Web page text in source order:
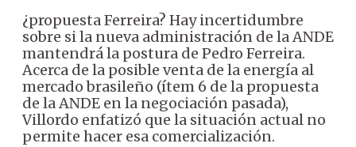
¿propuesta Ferreira? Hay incertidumbre
sobre si la nueva administración de la ANDE
mantendrá la postura de Pedro Ferreira.
Acerca de la posible venta de la energía al
mercado brasileño (ítem 6 de la propuesta
de la ANDE en la negociación pasada),
Villordo enfatizó que la situación actual no
permite hacer esa comercialización.